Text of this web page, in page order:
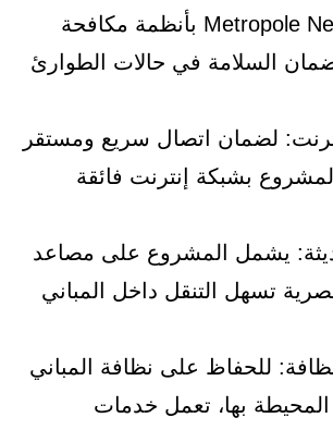
Metropole New Capital بأنظمة مكافحة
السلامة في حالات الطوارئ
لضمان اتصال سريع ومستقر
بشبكة إنترنت فائقة
يشمل المشروع على مصاعد
تسهل التنقل داخل المباني
للحفاظ على نظافة المباني
بها، تعمل خدمات